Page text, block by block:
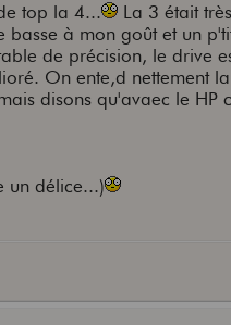
top la 4...
La 3 était
basse à mon goût et un
de précision, le drive
On ente,d nettement la
disons qu'avaec le HP
un délice...)